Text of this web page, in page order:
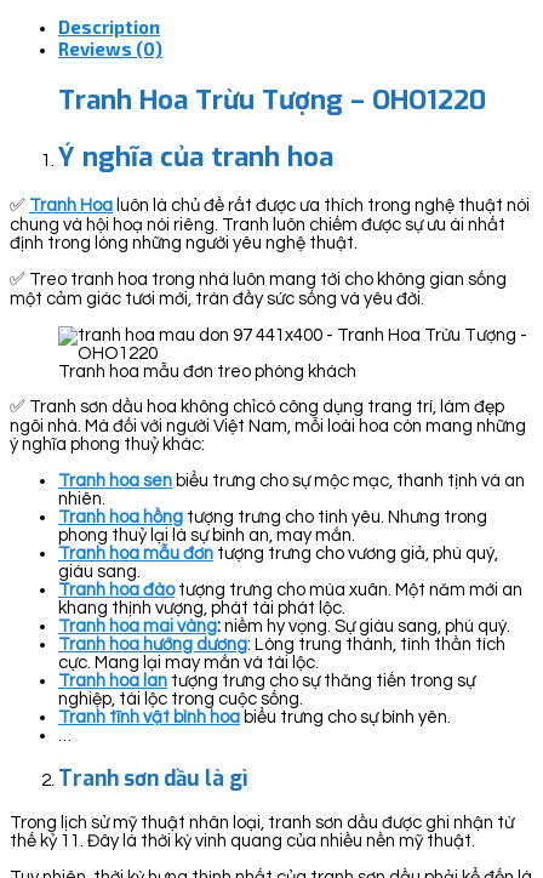
Description
Reviews (0)
Tranh Hoa Trừu Tượng – OHO1220
Ý nghĩa của tranh hoa
✅ Tranh Hoa luôn là chủ đề rất được ưa thích trong nghệ thuật nói
chung và hội hoạ nói riêng. Tranh luôn chiếm được sự ưu ái nhất
định trong lòng những người yêu nghệ thuật.
✅ Treo tranh hoa trong nhà luôn mang tới cho không gian sống
một cảm giác tươi mới, tràn đầy sức sống và yêu đời.
Tranh hoa mẫu đơn treo phòng khách
✅ Tranh sơn dầu hoa không chỉcó công dụng trang trí, làm đẹp
ngôi nhà. Mà đối với người Việt Nam, mỗi loài hoa còn mang những
ý nghĩa phong thuỷ khác:
Tranh hoa sen biểu trưng cho sự mộc mạc, thanh tịnh và an
nhiên.
Tranh hoa hồng tượng trưng cho tình yêu. Nhưng trong
phong thuỷ lại là sự bình an, may mắn.
Tranh hoa mẫu đơn tượng trưng cho vương giả, phú quý,
giàu sang.
Tranh hoa đàotượng trưng cho mùa xuân. Một năm mới an
khang thịnh vượng, phát tài phát lộc.
Tranh hoa mai vàng: niềm hy vọng. Sự giàu sang, phú quý.
Tranh hoa hướng dương: Lòng trung thành, tình thần tích
cực. Mang lại may mắn và tài lộc.
Tranh hoa lan tượng trưng cho sự thăng tiến trong sự
nghiệp, tài lộc trong cuộc sống.
Tranh tĩnh vật bình hoa biểu trưng cho sự bình yên.
…
Tranh sơn dầu là gì
Trong lịch sử mỹ thuật nhân loại, tranh sơn dầu được ghi nhận từ
thế kỷ 11. Đây là thời kỳ vinh quang của nhiều nền mỹ thuật.